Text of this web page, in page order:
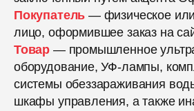
Покупатель — физическое
лицо, оформившее заказ на
Товар — промышленное
оборудование, УФ-лампы,
системы обеззараживания
шкафы управления, а также